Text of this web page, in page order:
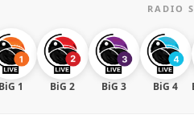
RADIO
BiG 1 BiG 2 BiG 3 BiG 4